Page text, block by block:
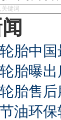
胎中
胎曝
胎售后
油环